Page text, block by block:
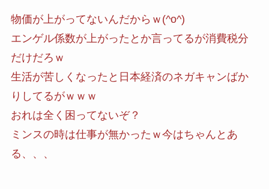
物価が上がってないんだからｗ(^o^)
エンゲル係数が上がったとか言ってるが消費税分
だけだろｗ
生活が苦しくなったと日本経済のネガキャンばか
りしてるがｗｗｗ
おれは全く困ってないぞ？
ミンスの時は仕事が無かったｗ今はちゃんとあ
る、、、